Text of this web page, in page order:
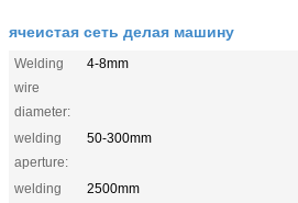
ячеистая сеть делая машину
Welding
wire
diameter:
4-8mm
welding
aperture:
50-300mm
welding
2500mm